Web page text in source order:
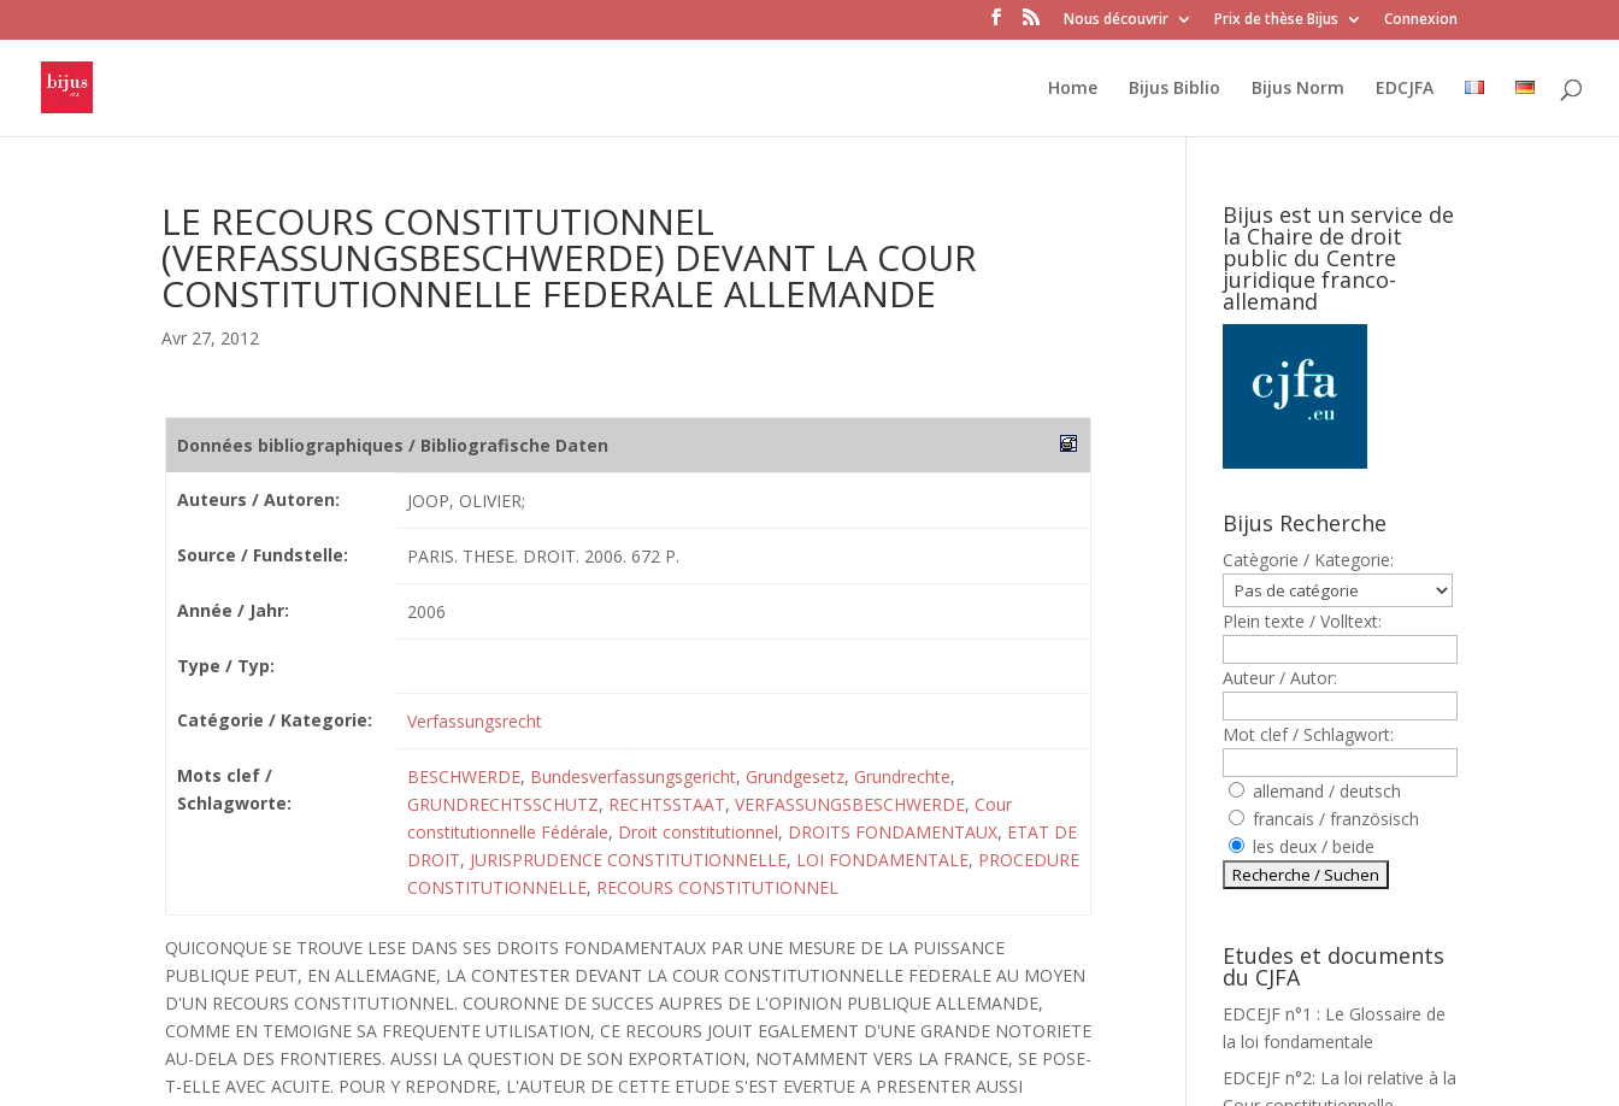
Nous découvrir Prix de thèse Bijus Connexion
Home Bijus Biblio Bijus Norm EDCJFA
LE RECOURS CONSTITUTIONNEL
(VERFASSUNGSBESCHWERDE) DEVANT LA COUR
CONSTITUTIONNELLE FEDERALE ALLEMANDE
Avr 27, 2012
Données bibliographiques / Bibliografische Daten
Auteurs / Autoren: JOOP, OLIVIER;
Source / Fundstelle: PARIS. THESE. DROIT. 2006. 672 P.
Année / Jahr: 2006
Type / Typ:
Catégorie / Kategorie: Verfassungsrecht
Mots clef /
Schlagworte:
BESCHWERDE, Bundesverfassungsgericht, Grundgesetz, Grundrechte,
GRUNDRECHTSSCHUTZ, RECHTSSTAAT, VERFASSUNGSBESCHWERDE, Cour
constitutionnelle Fédérale, Droit constitutionnel, DROITS FONDAMENTAUX, ETAT DE
DROIT, JURISPRUDENCE CONSTITUTIONNELLE, LOI FONDAMENTALE, PROCEDURE
CONSTITUTIONNELLE, RECOURS CONSTITUTIONNEL
QUICONQUE SE TROUVE LESE DANS SES DROITS FONDAMENTAUX PAR UNE MESURE DE LA PUISSANCE
PUBLIQUE PEUT, EN ALLEMAGNE, LA CONTESTER DEVANT LA COUR CONSTITUTIONNELLE FEDERALE AU MOYEN
D'UN RECOURS CONSTITUTIONNEL. COURONNE DE SUCCES AUPRES DE L'OPINION PUBLIQUE ALLEMANDE,
COMME EN TEMOIGNE SA FREQUENTE UTILISATION, CE RECOURS JOUIT EGALEMENT D'UNE GRANDE NOTORIETE
AU-DELA DES FRONTIERES. AUSSI LA QUESTION DE SON EXPORTATION, NOTAMMENT VERS LA FRANCE, SE POSE-
T-ELLE AVEC ACUITE. POUR Y REPONDRE, L'AUTEUR DE CETTE ETUDE S'EST EVERTUE A PRESENTER AUSSI
Bijus est un service de
la Chaire de droit
public du Centre
juridique franco-
allemand
Bijus Recherche
Catègorie / Kategorie:
Plein texte / Volltext:
Auteur / Autor:
Mot clef / Schlagwort:
allemand / deutsch
francais / französisch
les deux / beide
Etudes et documents
du CJFA
EDCEJF n°1 : Le Glossaire de
la loi fondamentale
EDCEJF n°2: La loi relative à la